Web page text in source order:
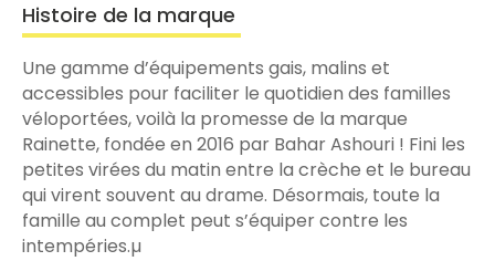
Histoire de la marque
Une gamme d’équipements gais, malins et
accessibles pour faciliter le quotidien des familles
véloportées, voilà la promesse de la marque
Rainette, fondée en 2016 par Bahar Ashouri ! Fini les
petites virées du matin entre la crèche et le bureau
qui virent souvent au drame. Désormais, toute la
famille au complet peut s’équiper contre les
intempéries.µ